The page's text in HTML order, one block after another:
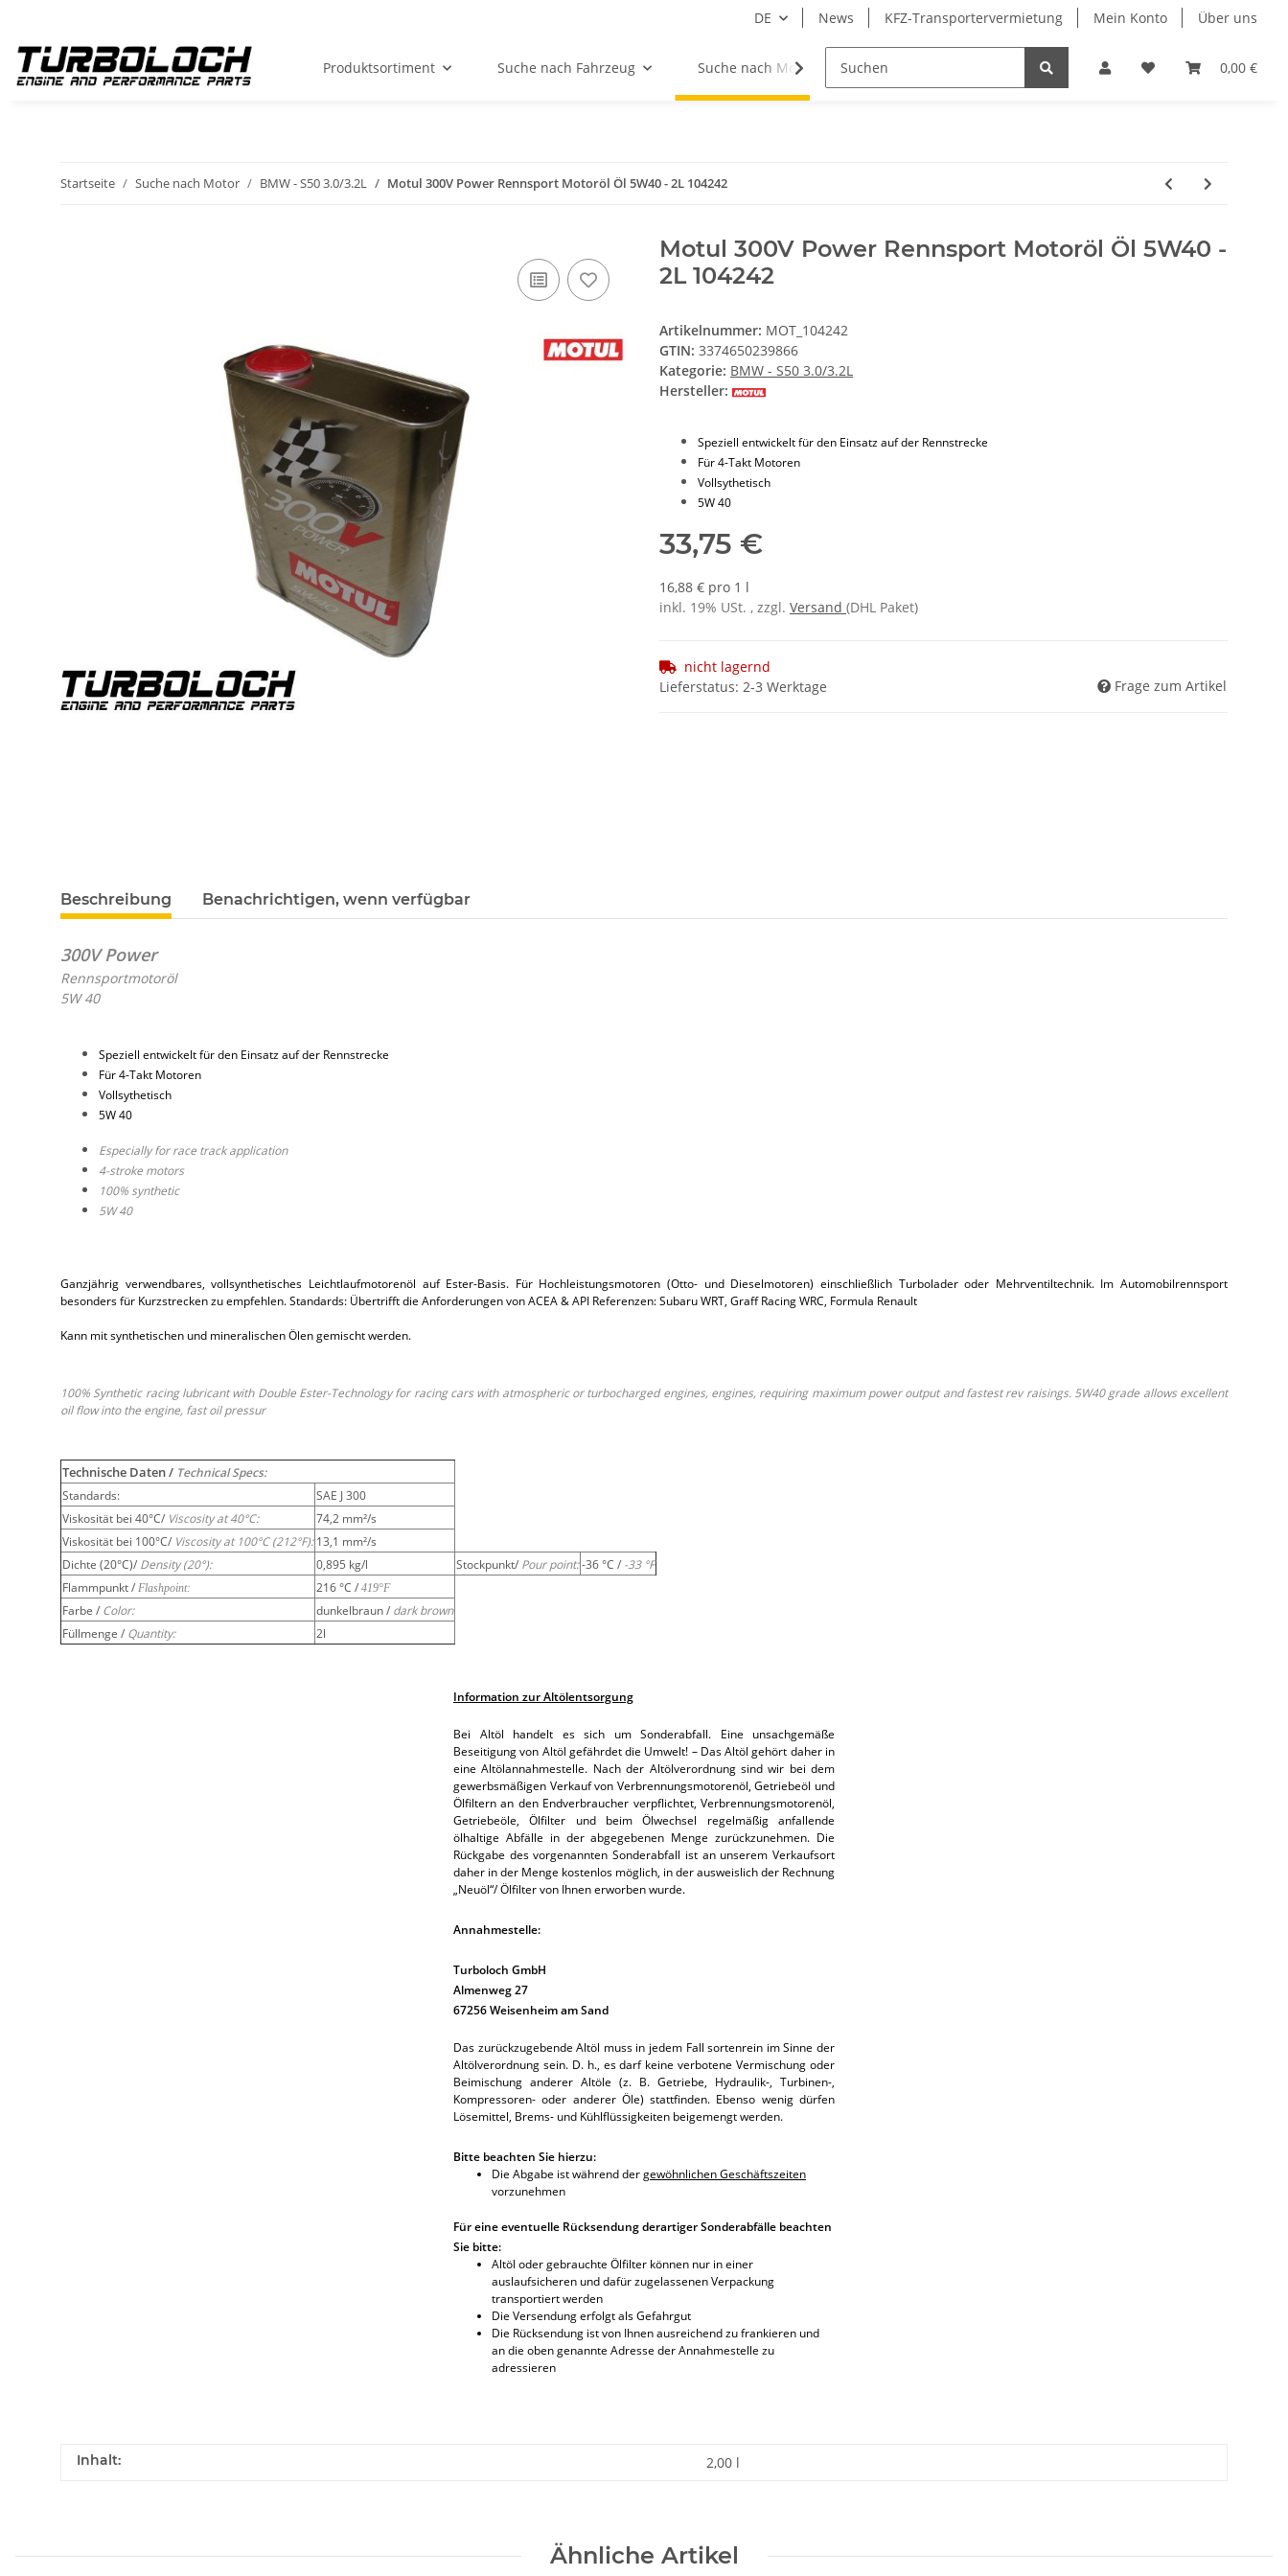
DE News KFZ-Transportervermietung Mein Konto Über uns
0,00 €
Produktsortiment Suche nach Fahrzeug Suche nach Motor Sonderangebote Merchandising
Startseite Suche nach Motor BMW - S50 3.0/3.2L Motul 300V Power Rennsport Motoröl Öl 5W40 - 2L 104242
Motul 300V Power Rennsport Motoröl Öl 5W40 -
2L 104242
Artikelnummer: MOT_104242
GTIN: 3374650239866
Kategorie: BMW - S50 3.0/3.2L
Hersteller:
Speziell entwickelt für den Einsatz auf der Rennstrecke
Für 4-Takt Motoren
Vollsythetisch
5W 40
33,75 €
16,88 € pro 1 l
inkl. 19% USt. , zzgl. Versand (DHL Paket)
nicht lagernd
Lieferstatus: 2-3 Werktage
Frage zum Artikel
Beschreibung Benachrichtigen, wenn verfügbar
300V Power
Rennsportmotoröl
5W 40
Speziell entwickelt für den Einsatz auf der Rennstrecke
Für 4-Takt Motoren
Vollsythetisch
5W 40
Especially for race track application
4-stroke motors
100% synthetic
5W 40
Ganzjährig verwendbares, vollsynthetisches Leichtlaufmotorenöl auf Ester-Basis. Für Hochleistungsmotoren (Otto- und Dieselmotoren) einschließlich Turbolader oder Mehrventiltechnik. Im Automobilrennsport
besonders für Kurzstrecken zu empfehlen. Standards: Übertrifft die Anforderungen von ACEA & API Referenzen: Subaru WRT, Graff Racing WRC, Formula Renault
Kann mit synthetischen und mineralischen Ölen gemischt werden.
100% Synthetic racing lubricant with Double Ester-Technology for racing cars with atmospheric or turbocharged engines, engines, requiring maximum power output and fastest rev raisings. 5W40 grade allows excellent
oil flow into the engine, fast oil pressur
Technische Daten / Technical Specs:
Standards:
SAE J 300
Viskosität bei 40°C/ Viscosity at 40°C:
74,2 mm²/s
Viskosität bei 100°C/ Viscosity at 100°C (212°F): 13,1 mm²/s
Dichte (20°C)/ Density (20°): 0,895 kg/l Stockpunkt/ Pour point:-36 °C / -33 °F
Flammpunkt / Flashpoint: 216 °C / 419°F
Farbe / Color: dunkelbraun / dark brown
Füllmenge / Quantity: 2l
Information zur Altölentsorgung
Bei Altöl handelt es sich um Sonderabfall. Eine unsachgemäße
Beseitigung von Altöl gefährdet die Umwelt! – Das Altöl gehört daher in
eine Altölannahmestelle. Nach der Altölverordnung sind wir bei dem
gewerbsmäßigen Verkauf von Verbrennungsmotorenöl, Getriebeöl und
Ölfiltern an den Endverbraucher verpflichtet, Verbrennungsmotorenöl,
Getriebeöle, Ölfilter und beim Ölwechsel regelmäßig anfallende
ölhaltige Abfälle in der abgegebenen Menge zurückzunehmen. Die
Rückgabe des vorgenannten Sonderabfall ist an unserem Verkaufsort
daher in der Menge kostenlos möglich, in der ausweislich der Rechnung
„Neuöl“/ Ölfilter von Ihnen erworben wurde.
Annahmestelle:
Turboloch GmbH
Almenweg 27
67256 Weisenheim am Sand
Das zurückzugebende Altöl muss in jedem Fall sortenrein im Sinne der
Altölverordnung sein. D. h., es darf keine verbotene Vermischung oder
Beimischung anderer Altöle (z. B. Getriebe, Hydraulik-, Turbinen-,
Kompressoren- oder anderer Öle) stattfinden. Ebenso wenig dürfen
Lösemittel, Brems- und Kühlflüssigkeiten beigemengt werden.
Bitte beachten Sie hierzu:
Die Abgabe ist während dergewöhnlichen Geschäftszeiten
vorzunehmen
Für eine eventuelle Rücksendung derartiger Sonderabfälle beachten
Sie bitte:
Altöl oder gebrauchte Ölfilter können nur in einer
auslaufsicheren und dafür zugelassenen Verpackung
transportiert werden
Die Versendung erfolgt als Gefahrgut
Die Rücksendung ist von Ihnen ausreichend zu frankieren und
an die oben genannte Adresse der Annahmestelle zu
adressieren
Inhalt: 2,00 l
Ähnliche Artikel